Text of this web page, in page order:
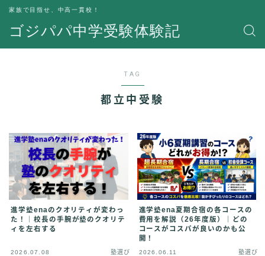
ゴジパパ中学受験体験記
家族で目指せ、中高一貫校！
TAG
都立中受験
進学塾enaのクオリティが変わっ
た！｜校長の手腕が塾のクオリテ
ィを左右する
2026.07.08 塾選び
進学塾ena夏期合宿の各コースの
費用を解説（26年度版）｜どの
コースがコスパが良いのかも公
開！
2026.06.11 塾選び